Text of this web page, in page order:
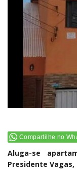
Compartilhe no
Aluga-se
Presidente